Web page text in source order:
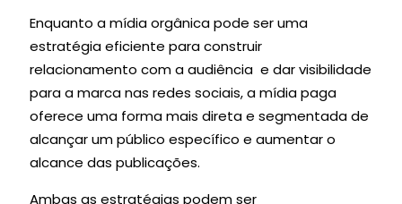
Enquanto a mídia orgânica pode ser uma
estratégia eficiente para construir
relacionamento com a audiência e dar visibilidade
para a marca nas redes sociais, a mídia paga
oferece uma forma mais direta e segmentada de
alcançar um público específico e aumentar o
alcance das publicações.
Ambas as estratégias podem ser